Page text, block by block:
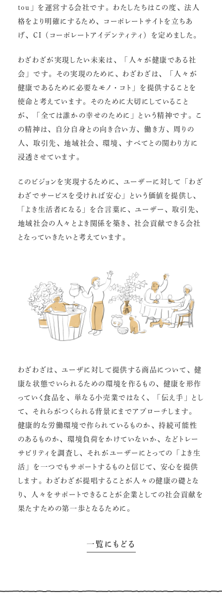
tou」 を運営する会社です。わたしたちはこの度、法人
格をより明確にするため、 コーポレートサイト を立ちあ
げ、CI（コーポレートアイデンティティ） を定めました。
わざわざが実現したい未来は、「人々が健康である社
会」です。その実現のために、わざわざは、「人々が
健康であるために必要なモノ・コト」を提供することを
使命と考えています。そのために大切にしていること
が、「全ては誰かの幸せのために」という精神です。こ
の精神は、自分自身との向き合い方、働き方、周りの
人、取引先、地域社会、環境、すべてとの関わり方に
浸透させています。
このビジョンを実現するために、ユーザーに対して「わざ
わざでサービスを受ければ安心」という価値を提供し、
「よき生活者になる」を合言葉に、ユーザー、取引先、
地域社会の人々とよき関係を築き、社会貢献できる会社
となっていきたいと考えています。
わざわざは、ユーザに対して提供する商品について、健
康な状態でいられるための環境を作るもの、健康を形作
っていく食品を、単なる小売業ではなく、「伝え手」とし
て、それらがつくられる背景にまでアプローチします。
健康的な労働環境で作られているものか、持続可能性
のあるものか、環境負荷をかけていないか、などトレー
サビリティを調査し、それがユーザーにとっての「よき生
活」を一つでもサポートするものと信じて、安心を提供
します。わざわざが提唱することが人々の健康の礎とな
り、人々をサポートできることが企業としての社会貢献を
果たすための第一歩となるために。
一覧にもどる